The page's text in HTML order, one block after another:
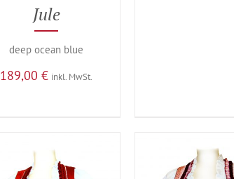
Jule
deep ocean blue
189,00€ inkl. MwSt.